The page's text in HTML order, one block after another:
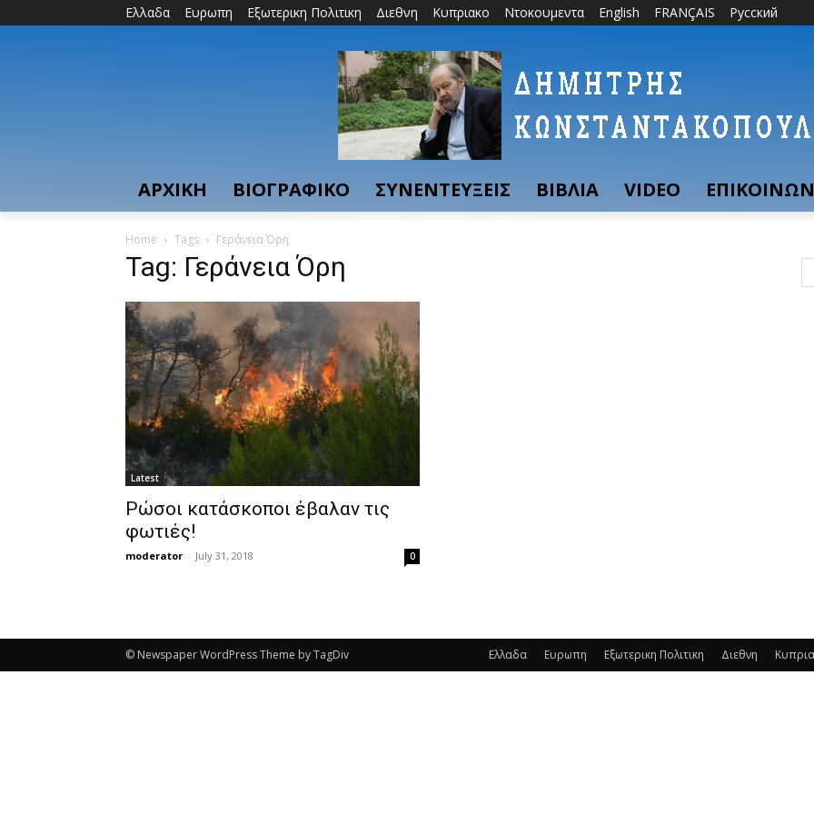
Ελλαδα Ευρωπη Εξωτερικη Πολιτικη Διεθνη Κυπριακο Ντοκουμεντα English FRANÇAIS Русский
ΑΡΧΙΚΗ ΒΙΟΓΡΑΦΙΚΟ ΣΥΝΕΝΤΕΥΞΕΙΣ ΒΙΒΛΙΑ VIDEO
Home Tags Γεράνεια Όρη
Tag: Γεράνεια Όρη
Latest
Ρώσοι κατάσκοποι έβαλαν τις
φωτιές!
moderator - July 31, 2018 0
Ελλαδα Ευρωπη Εξωτερικη Πολιτικη Διεθνη
© Newspaper WordPress Theme by TagDiv